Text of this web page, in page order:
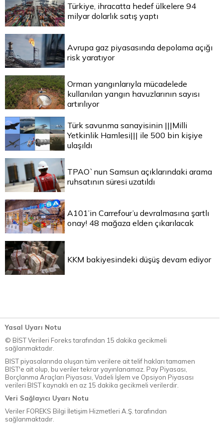
Türkiye, ihracatta hedef ülkelere 94
milyar dolarlık satış yaptı
Avrupa gaz piyasasında depolama açığı
risk yaratıyor
Orman yangınlarıyla mücadelede
kullanılan yangın havuzlarının sayısı
artırılıyor
Türk savunma sanayisinin |||Milli
Yetkinlik Hamlesi||| ile 500 bin kişiye
ulaşıldı
TPAO`nun Samsun açıklarındaki arama
ruhsatının süresi uzatıldı
A101’in Carrefour’u devralmasına şartlı
onay! 48 mağaza elden çıkarılacak
KKM bakiyesindeki düşüş devam ediyor
Yasal Uyarı Notu
© BİST Verileri Foreks tarafından 15 dakika gecikmeli
sağlanmaktadır.
BIST piyasalarında oluşan tüm verilere ait telif hakları tamamen
BIST'e ait olup, bu veriler tekrar yayınlanamaz. Pay Piyasası,
Borçlanma Araçları Piyasası, Vadeli İşlem ve Opsiyon Piyasası
verileri BIST kaynaklı en az 15 dakika gecikmeli verilerdir.
Veri Sağlayıcı Uyarı Notu
Veriler FOREKS Bilgi İletişim Hizmetleri A.Ş. tarafından
sağlanmaktadır.